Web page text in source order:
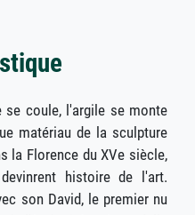
se coule, l'argile se monte
matériau de la sculpture
la Florence du XVe siècle,
histoire de l'art.
son David, le premier nu